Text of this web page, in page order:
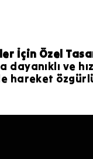
İçin Özel
dayanıklı ve
hareket